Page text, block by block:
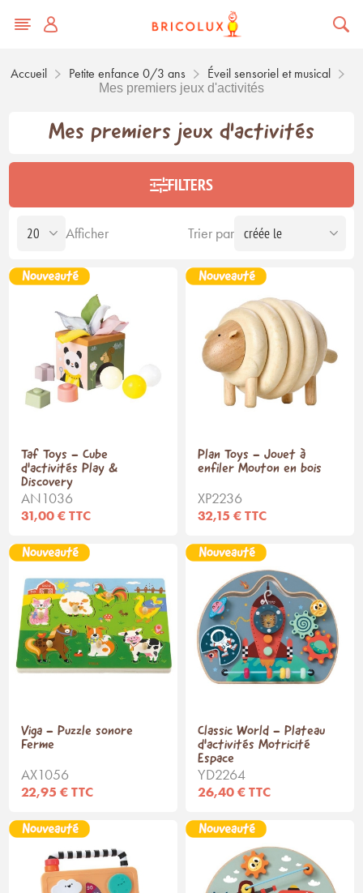
Accueil Petite enfance 0/3 ans Éveil sensoriel et musical
Mes premiers jeux d'activités
Mes premiers jeux d'activités
FILTERS
Trier par
Afficher
Taf Toys - Cube
d'activités Play &
Discovery
AN1036
31,00 € TTC
Plan Toys - Jouet à
enfiler Mouton en bois
XP2236
32,15 € TTC
Viga - Puzzle sonore
Ferme
AX1056
22,95 € TTC
Classic World - Plateau
d'activités Motricité
Espace
YD2264
26,40 € TTC